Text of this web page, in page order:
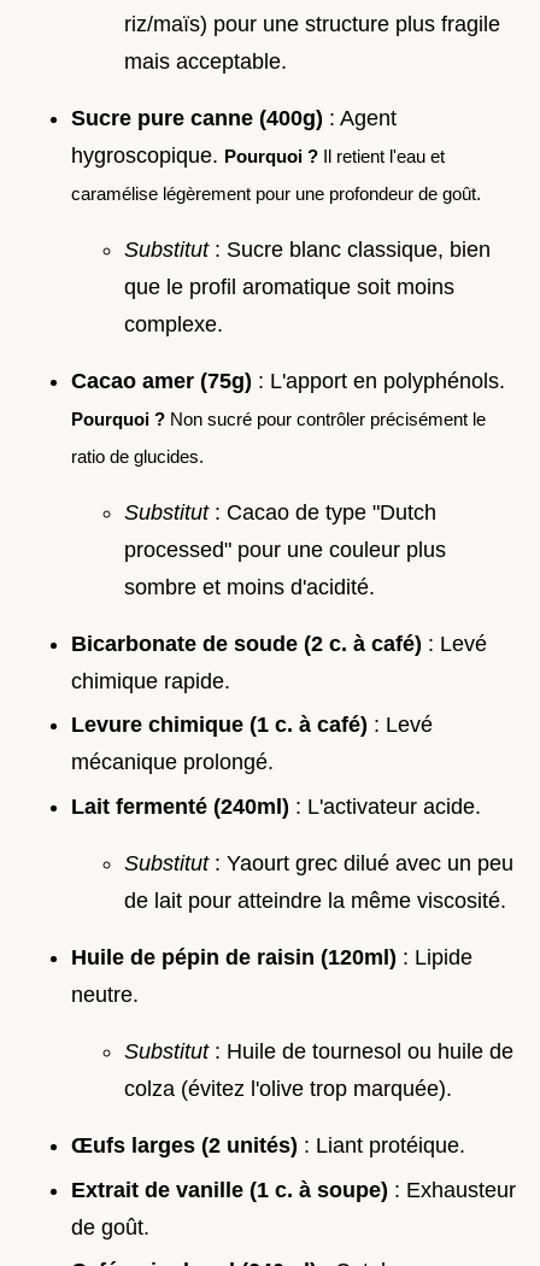
riz/maïs) pour une structure plus fragile
mais acceptable.
Sucre pure canne (400g) : Agent
hygroscopique. Pourquoi ? Il retient l'eau et
caramélise légèrement pour une profondeur de goût.
Substitut: Sucre blanc classique, bien
que le profil aromatique soit moins
complexe.
Cacao amer (75g) : L'apport en polyphénols.
Pourquoi ? Non sucré pour contrôler précisément le
ratio de glucides.
Substitut: Cacao de type "Dutch
processed" pour une couleur plus
sombre et moins d'acidité.
Bicarbonate de soude (2 c. à café) : Levé
chimique rapide.
Levure chimique (1 c. à café) : Levé
mécanique prolongé.
Lait fermenté (240ml) : L'activateur acide.
Substitut: Yaourt grec dilué avec un peu
de lait pour atteindre la même viscosité.
Huile de pépin de raisin (120ml) : Lipide
neutre.
Substitut: Huile de tournesol ou huile de
colza (évitez l'olive trop marquée).
Œufs larges (2 unités) : Liant protéique.
Extrait de vanille (1 c. à soupe) : Exhausteur
de goût.